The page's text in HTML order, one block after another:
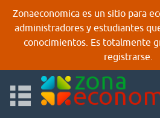
Zonaeconomica es un sitio para
administradores y estudiantes
conocimientos. Es totalmente
registrarse.